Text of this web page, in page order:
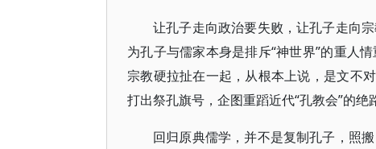
让孔子走向政治要失败，让孔子走向
为孔子与儒家本身是排斥“神世界”的重人
宗教硬拉扯在一起，从根本上说，是文不
打出祭孔旗号，企图重蹈近代“孔教会”的绝
回归原典儒学，并不是复制孔子，照